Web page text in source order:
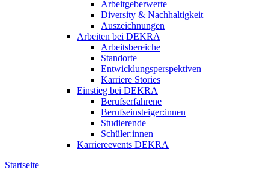
Arbeitgeberwerte
Diversity & Nachhaltigkeit
Auszeichnungen
Arbeiten bei DEKRA
Arbeitsbereiche
Standorte
Entwicklungsperspektiven
Karriere Stories
Einstieg bei DEKRA
Berufserfahrene
Berufseinsteiger:innen
Studierende
Schüler:innen
Karriereevents DEKRA
Startseite